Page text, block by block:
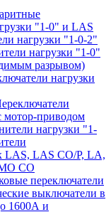
"1-0" и LAS
нагрузки "1-0-2"
нагрузки "1-0"
разрывом)
нагрузки
мотор-приводом
нагрузки "1-
LAS, LAS CO/P, LA,
CO
переключатели
выключатели в
1600А и